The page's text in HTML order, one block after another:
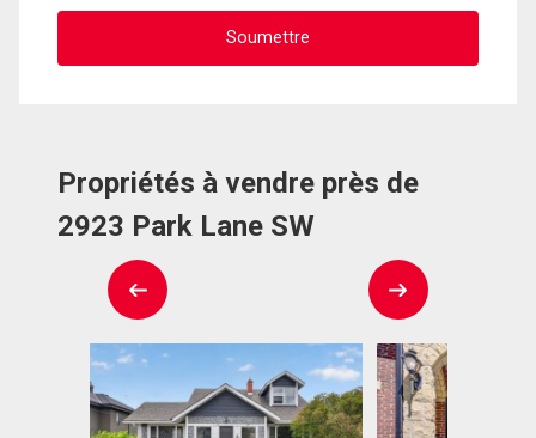
Propriétés à vendre près de
2923 Park Lane SW